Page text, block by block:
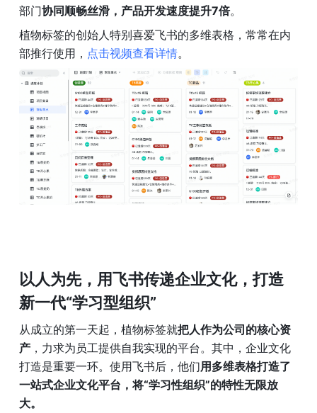
部门协同顺畅丝滑，产品开发速度提升7倍。
植物标签的创始人特别喜爱飞书的多维表格，常常在内
部推行使用， 点击视频查看详情。
以人为先，用飞书传递企业文化，打造
新一代“学习型组织”
从成立的第一天起，植物标签就把人作为公司的核心资
产 ，力求为员工提供自我实现的平台。其中，企业文化
打造是重要一环。使用飞书后，他们用多维表格打造了
一站式企业文化平台，将“学习性组织”的特性无限放
大。